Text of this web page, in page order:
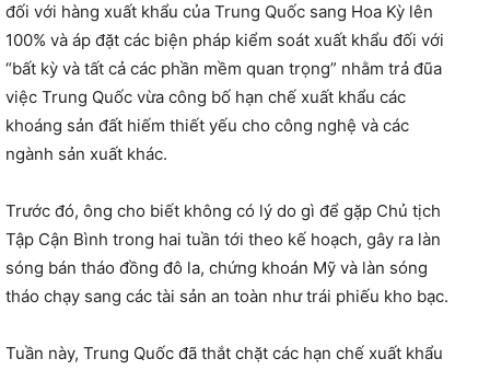
đối với hàng xuất khẩu của Trung Quốc sang Hoa Kỳ lên
100% và áp đặt các biện pháp kiểm soát xuất khẩu đối với
“bất kỳ và tất cả các phần mềm quan trọng” nhằm trả đũa
việc Trung Quốc vừa công bố hạn chế xuất khẩu các
khoáng sản đất hiếm thiết yếu cho công nghệ và các
ngành sản xuất khác.
Trước đó, ông cho biết không có lý do gì để gặp Chủ tịch
Tập Cận Bình trong hai tuần tới theo kế hoạch, gây ra làn
sóng bán tháo đồng đô la, chứng khoán Mỹ và làn sóng
tháo chạy sang các tài sản an toàn như trái phiếu kho bạc.
Tuần này, Trung Quốc đã thắt chặt các hạn chế xuất khẩu